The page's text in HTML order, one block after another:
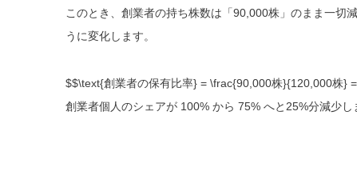
このとき、創業者の持ち株数は「90,000株」のまま一切
うに変化します。
$$\text{創業者の保有比率} = \frac{90,000株}{120,000株}
創業者個人のシェアが 100% から 75% へと25%分減少